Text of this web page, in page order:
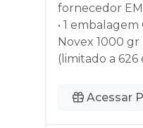
fornecedor
• 1
Novex 1000 gr
(limitado a 626
Acessar